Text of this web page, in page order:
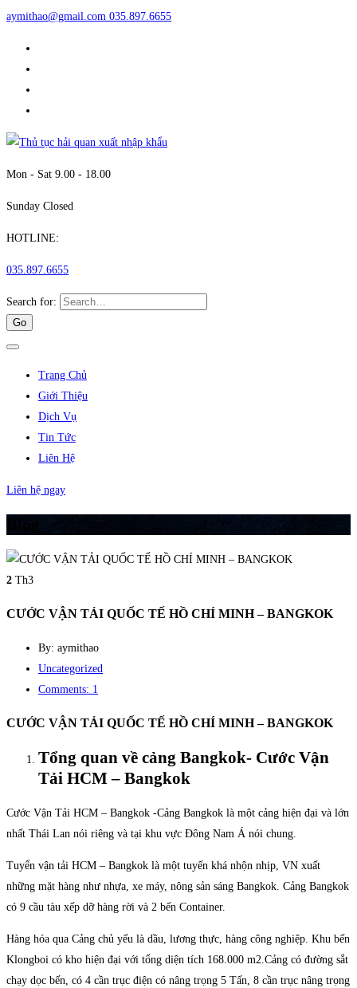
aymithao@gmail.com 035.897.6655
Mon - Sat 9.00 - 18.00
Sunday Closed
HOTLINE:
035.897.6655
Search for:
Trang Chủ
Giới Thiệu
Dịch Vụ
Tin Tức
Liên Hệ
Liên hệ ngay
Blog
2 Th3
CƯỚC VẬN TẢI QUỐC TẾ HỒ CHÍ MINH – BANGKOK
By: aymithao
Uncategorized
Comments: 1
CƯỚC VẬN TẢI QUỐC TẾ HỒ CHÍ MINH – BANGKOK
Tổng quan về cảng Bangkok- Cước Vận
Tải HCM – Bangkok
Cước Vận Tải HCM – Bangkok -Cảng Bangkok là một cảng hiện đại và lớn
nhất Thái Lan nói riêng và tại khu vực Đông Nam Á nói chung.
Tuyển vận tải HCM – Bangkok là một tuyến khá nhộn nhịp, VN xuất
những mặt hàng như nhựa, xe máy, nông sản sáng Bangkok. Cảng Bangkok
có 9 cầu tàu xếp dỡ hàng rời và 2 bến Container.
Hàng hóa qua Cảng chủ yếu là dầu, lương thực, hàng công nghiệp. Khu bến
Klongboi có kho hiện đại với tổng diện tích 168.000 m2.Cảng có đường sắt
chạy dọc bến, có 4 cần trục điện có nâng trọng 5 Tấn, 8 cần trục nâng trọng